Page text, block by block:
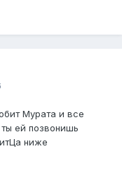
Мурата и все
ей позвонишь
ниже